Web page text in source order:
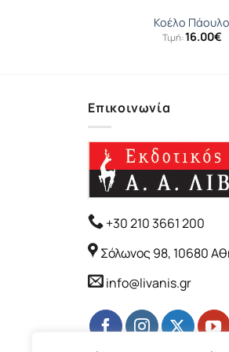
Κοέλο Πάουλο
Τιμή:16.00€
Επικοινωνία
+30 210 3661 200
Σόλωνος 98, 10680
info@livanis.gr